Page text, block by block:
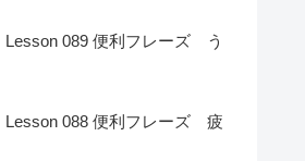
089 便利フレーズ う
088 便利フレーズ 疲